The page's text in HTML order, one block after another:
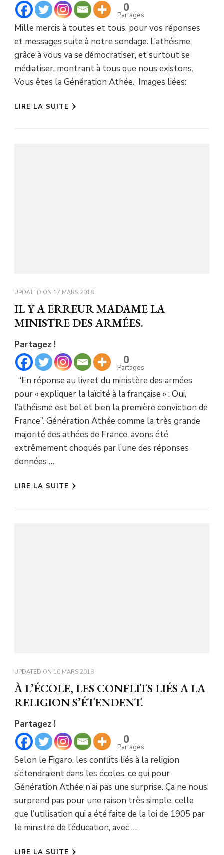
0
Partages
Mille mercis à toutes et tous, pour vos réponses
et messages suite à notre sondage. L’athéisme
grâce à vous va se démocratiser, et surtout se
médiatiser, montrant à tous que nous existons.
Vous êtes la Génération Athée. Images liées:
LIRE LA SUITE
UPDATED ON 17 MARS 2018
IL Y A ERREUR MADAME LA
MINISTRE DES ARMÉES.
Partagez !
0
Partages
“En réponse au livret du ministère des armées
pour « expliquer la laïcité à la française » : Oui,
l’athéisme est bel et bien la première conviction de
France”. Génération Athée comme la très grande
majorité des athées de France, avons été
extrêmement choqués par l’une des réponses
données …
LIRE LA SUITE
UPDATED ON 10 MARS 2018
À L’ÉCOLE, LES CONFLITS LIÉS A LA
RELIGION S’ÉTENDENT.
Partagez !
0
Partages
Selon le Figaro, les conflits liés à la religion
s’étendraient dans les écoles, ce qui pour
Génération Athée n’ai pas une surprise. Ça ne nous
surprend pas pour une raison très simple, celle
que l’utilisation qui a été faite de la loi de 1905 par
le ministre de l’éducation, avec …
LIRE LA SUITE